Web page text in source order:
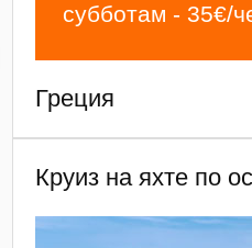
субботам - 35€/
Греция
Круиз на яхте по